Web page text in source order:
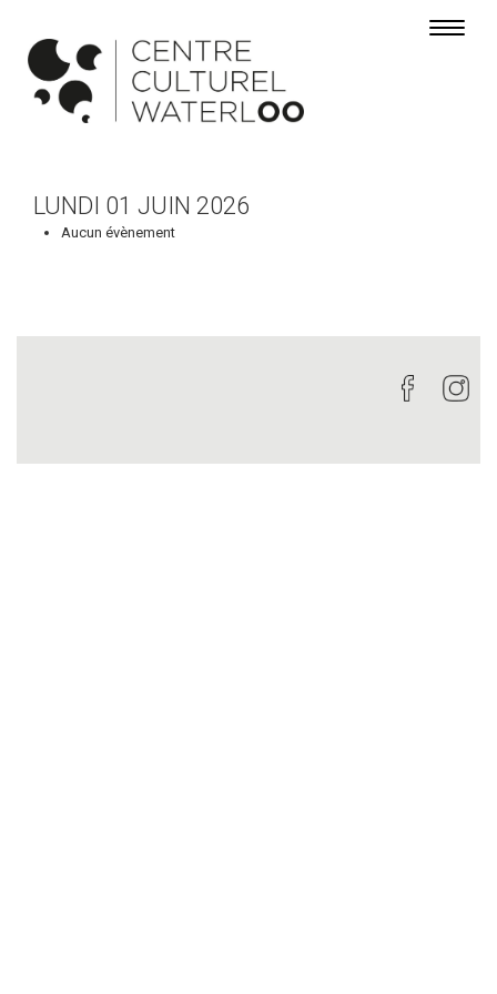
Toggle
LUNDI 01 JUIN 2026
Aucun évènement